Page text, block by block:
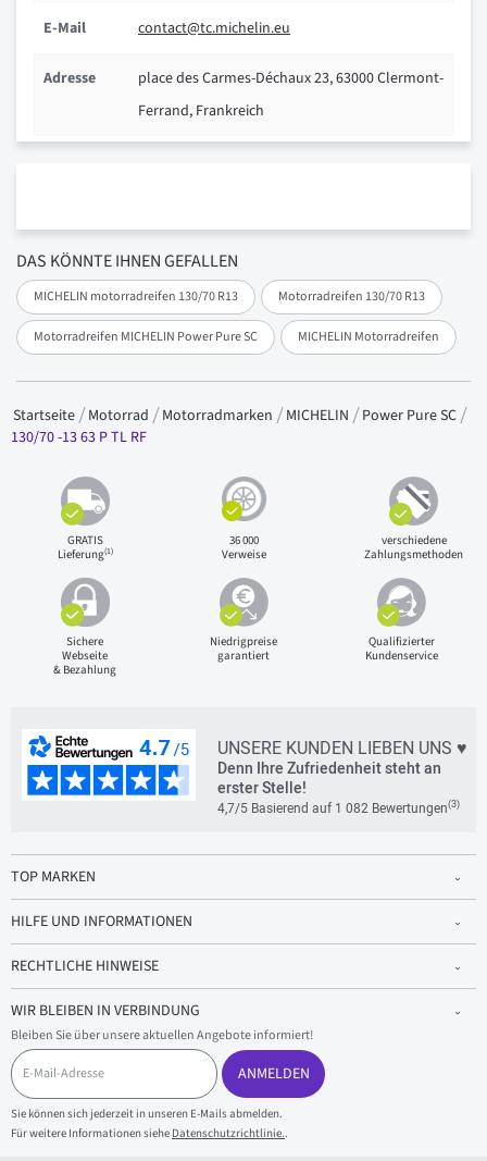
DAS KÖNNTE IHNEN GEFALLEN
MICHELIN motorradreifen 130/70 R13 Motorradreifen 130/70 R13
Motorradreifen MICHELIN Power Pure SC MICHELIN Motorradreifen
E-Mail contact@tc.michelin.eu
Adresse
place des Carmes-Déchaux 23, 63000 Clermont-
Ferrand, Frankreich
Startseite Motorrad Motorradmarken MICHELIN
Power Pure SC
130/70 -13 63 P TL RF
GRATIS
Lieferung(1)
36 000
Verweise
verschiedene
Zahlungsmethoden
Sichere
Webseite
& Bezahlung
Niedrigpreise
garantiert
Qualifizierter
Kundenservice
UNSERE KUNDEN LIEBEN UNS ♥
Denn Ihre Zufriedenheit steht an
erster Stelle!
4,7/5 Basierend auf 1 082 Bewertungen(3)
TOP MARKEN
HILFE UND INFORMATIONEN
RECHTLICHE HINWEISE
WIR BLEIBEN IN VERBINDUNG
Bleiben Sie über unsere aktuellen Angebote informiert!
E
-
M
a
i
l
ANMELDEN
Sie können sich jederzeit in unseren E-Mails abmelden.
Für weitere Informationen siehe Datenschutzrichtlinie..